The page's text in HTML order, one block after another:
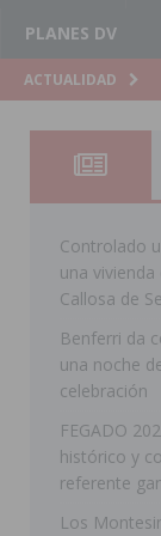
PLANES DV
ACTUALIDAD
Controlado
una
Callosa de
Benferri da
una noche
celebración
FEGADO
histórico y
referente
Los